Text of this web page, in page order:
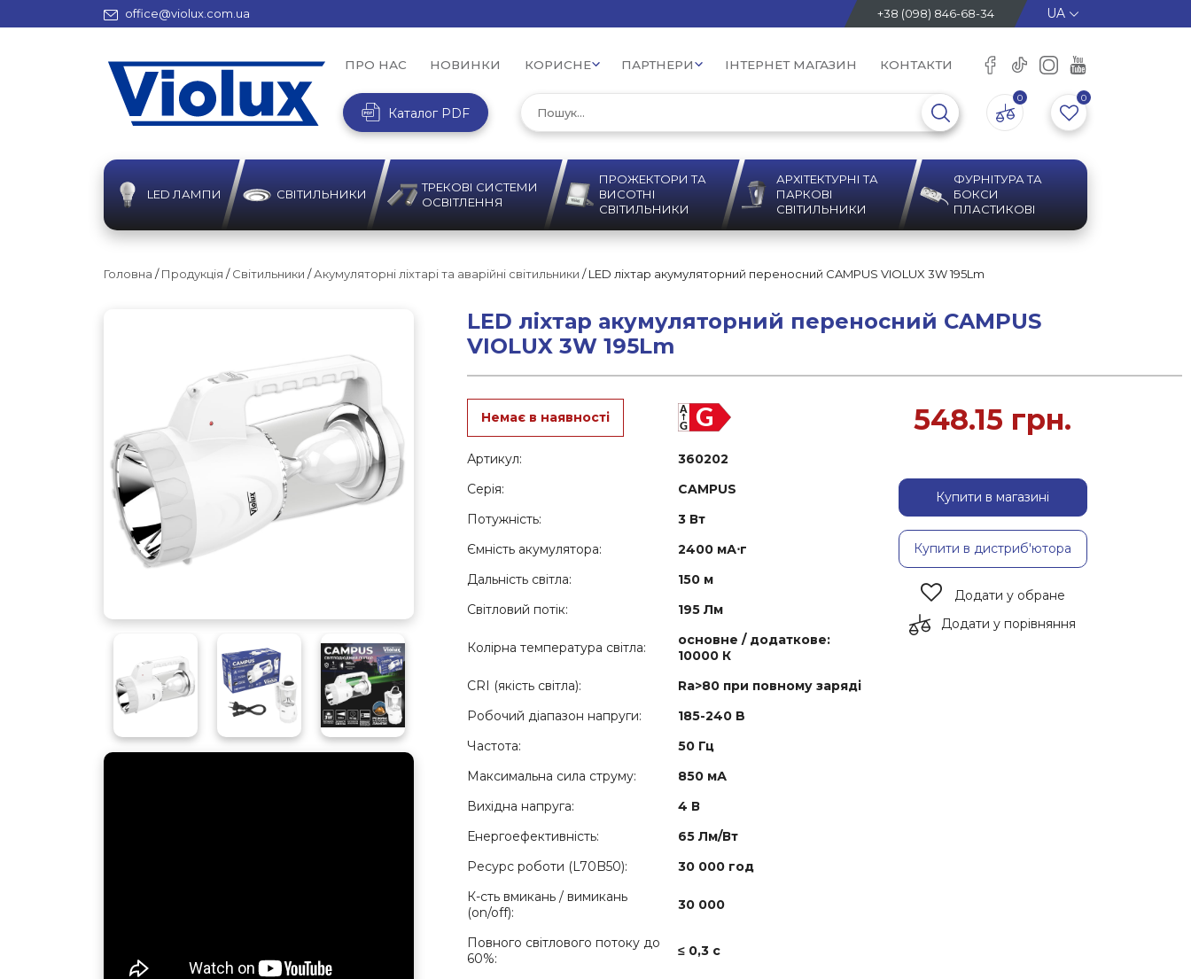
office@violux.com.ua +38 (098) 846-68-34
ПРО НАС НОВИНКИ КОРИСНЕ ПАРТНЕРИ ІНТЕРНЕТ МАГАЗИН КОНТАКТИ
Каталог PDF
0 0
LED ЛАМПИ СВІТИЛЬНИКИ
ТРЕКОВІ СИСТЕМИ
ОСВІТЛЕННЯ
ПРОЖЕКТОРИ ТА
ВИСОТНІ
СВІТИЛЬНИКИ
АРХІТЕКТУРНІ ТА
ПАРКОВІ
СВІТИЛЬНИКИ
ФУРНІТУРА ТА
БОКСИ
ПЛАСТИКОВІ
Головна /Продукція /Світильники /Акумуляторні ліхтарі та аварійні світильники / LED ліхтар акумуляторний переносний CAMPUS VIOLUX 3W 195Lm
LED ліхтар акумуляторний переносний CAMPUS
VIOLUX 3W 195Lm
Немає в наявності
Артикул:
360202
Серія:
CAMPUS
Потужність:
3 Вт
Ємність акумулятора:
2400 мА⋅г
Дальність світла:
150 м
Світловий потік:
195 Лм
Колірна температура світла:
основне / додаткове:
10000 К
CRI (якість світла):
Ra>80 при повному заряді
Робочий діапазон напруги:
185-240 B
Частота:
50 Гц
Максимальна сила струму:
850 мА
Вихідна напруга:
4 В
Енергоефективність:
65 Лм/Вт
Ресурс роботи (L70B50):
30 000 год
К-сть вмикань / вимикань
(on/off):
30 000
Повного світлового потоку до
60%:
≤ 0,3 с
548.15 грн.
Купити в магазині
Купити в дистриб'ютора
Додати у обране
Додати у порівняння